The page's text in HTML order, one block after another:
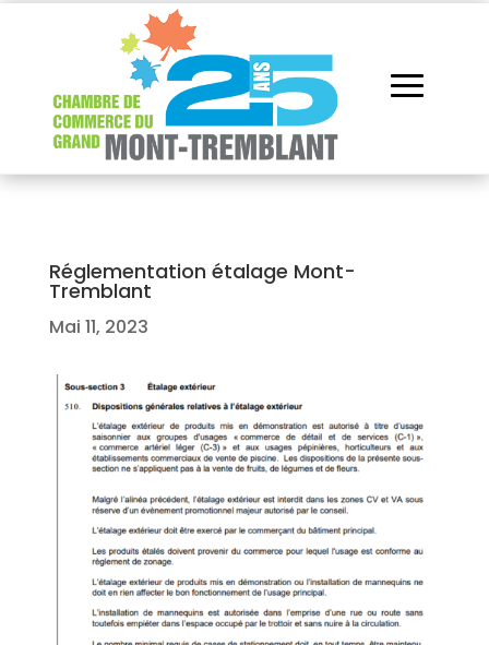
Réglementation étalage Mont-
Tremblant
Mai 11, 2023